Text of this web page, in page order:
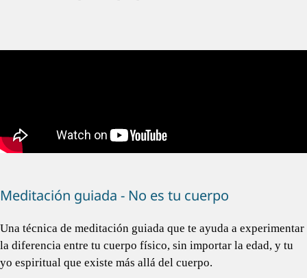
Meditación guiada - No es tu cuerpo
Una técnica de meditación guiada que te ayuda a experimentar
la diferencia entre tu cuerpo físico, sin importar la edad, y tu
yo espiritual que existe más allá del cuerpo.